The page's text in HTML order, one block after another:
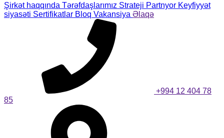
Şirkət haqqında Tərəfdaşlarımız Strateji Partnyor Keyfiyyət
siyasəti Sertifikatlar Bloq Vakansiya Əlaqə
+994 12 404 78
85